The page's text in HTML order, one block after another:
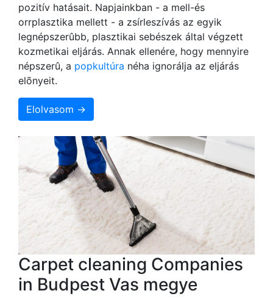
pozitív hatásait. Napjainkban - a mell-és
orrplasztika mellett - a zsírleszívás az egyik
legnépszerûbb, plasztikai sebészek által végzett
kozmetikai eljárás. Annak ellenére, hogy mennyire
népszerû, a popkultúra néha ignorálja az eljárás
elõnyeit.
Elolvasom →
Carpet cleaning Companies
in Budpest Vas megye